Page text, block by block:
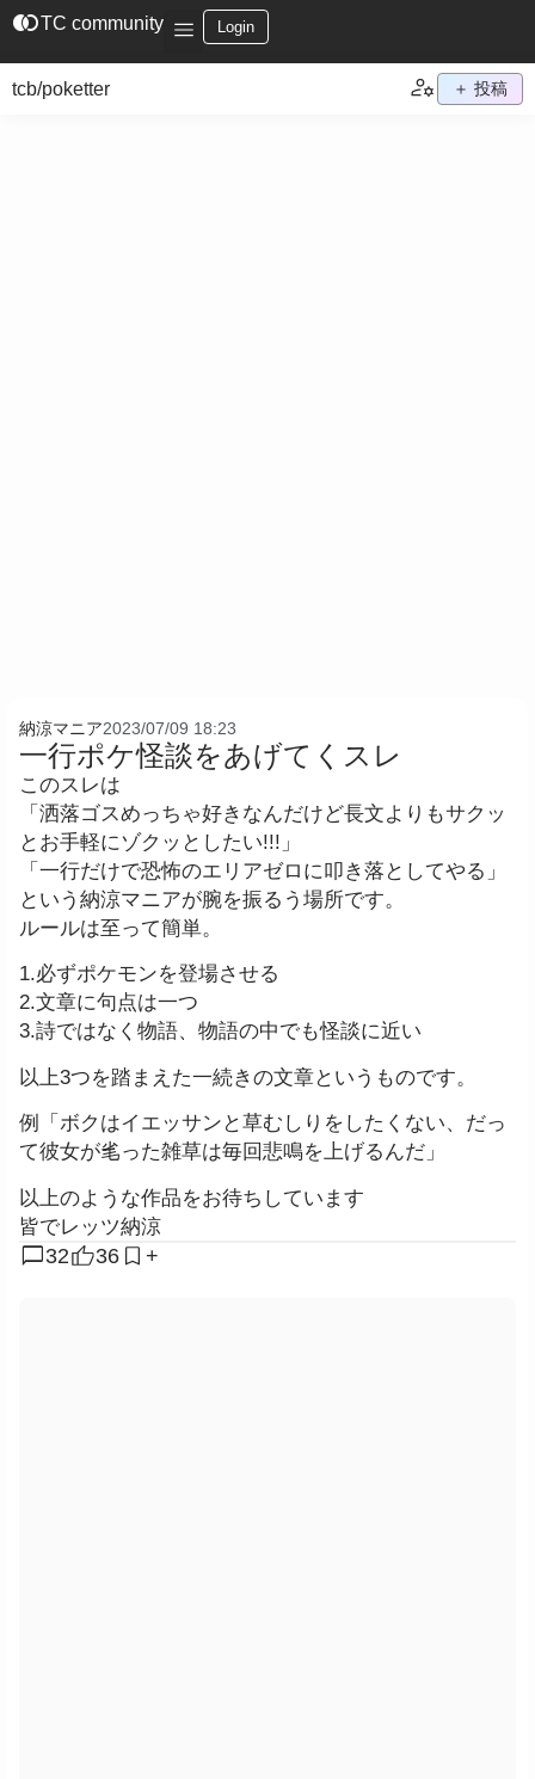
join_leftTC community Login
tcb/poketter ＋ 投稿
納涼マニア2023/07/09 18:23
一行ポケ怪談をあげてくスレ
このスレは
「洒落ゴスめっちゃ好きなんだけど長文よりもサクッ
とお手軽にゾクッとしたい!!!」
「一行だけで恐怖のエリアゼロに叩き落としてやる」
という納涼マニアが腕を振るう場所です。
ルールは至って簡単。
1.必ずポケモンを登場させる
2.文章に句点は一つ
3.詩ではなく物語、物語の中でも怪談に近い
以上3つを踏まえた一続きの文章というものです。
例「ボクはイエッサンと草むしりをしたくない、だっ
て彼女が毟った雑草は毎回悲鳴を上げるんだ」
以上のような作品をお待ちしています
皆でレッツ納涼
chat_bubble32 36 +